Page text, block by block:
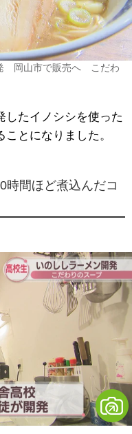
岡山市で販売へ こだわ
たイノシシを使った
とになりました。
時間ほど煮込んだコ